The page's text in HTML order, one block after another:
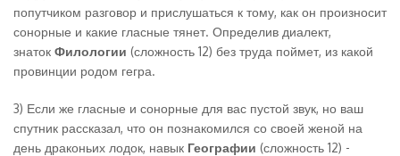
попутчиком разговор и прислушаться к тому, как он произносит
сонорные и какие гласные тянет. Определив диалект,
знаток Филологии (сложность 12) без труда поймет, из какой
провинции родом гегра.
3) Если же гласные и сонорные для вас пустой звук, но ваш
спутник рассказал, что он познакомился со своей женой на
день драконьих лодок, навык Географии (сложность 12) -